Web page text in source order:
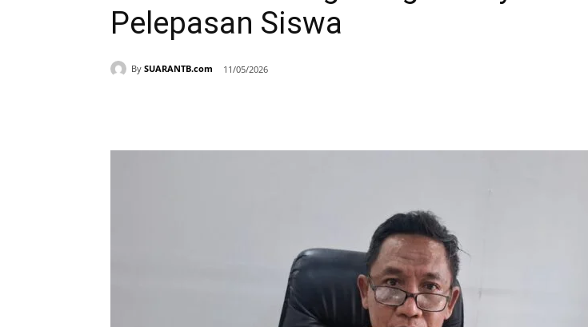
Pelepasan Siswa
By SUARANTB.com 11/05/2026